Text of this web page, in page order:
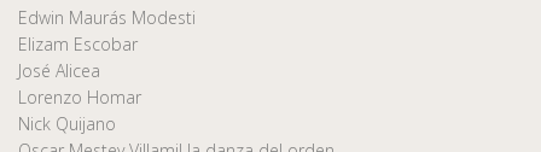
Edwin Maurás Modesti
Elizam Escobar
José Alicea
Lorenzo Homar
Nick Quijano